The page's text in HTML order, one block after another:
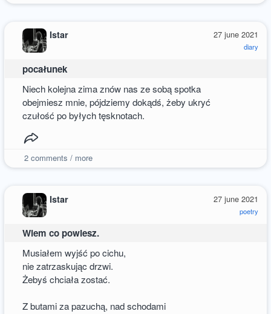
27 june 2021
diary
Istar
pocałunek
Niech kolejna zima znów nas ze sobą spotka
obejmiesz mnie, pójdziemy dokądś, żeby ukryć
czułość po byłych tęsknotach.
2comments / more
27 june 2021
poetry
Istar
Wiem co powiesz.
Musiałem wyjść po cichu,
nie zatrzaskując drzwi.
Żebyś chciała zostać.
Z butami za pazuchą, nad schodami